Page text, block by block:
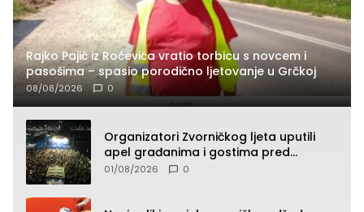
Rajko Pajić iz Roćevića vratio torbicu s novcem i
pasošima – spasio porodično ljetovanje u Grčkoj
08/08/2026 0
Organizatori Zvorničkog ljeta uputili
apel građanima i gostima pred
početak koncertnog programa
01/08/2026 0